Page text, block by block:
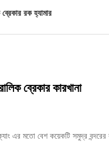
রক হ্যামার
ব্রেকার কারখানা
এর মতো বেশ কয়েকটি সমুদ্র